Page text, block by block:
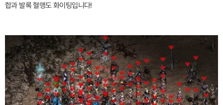
합과 발록 혈맹도 화이팅입니다!